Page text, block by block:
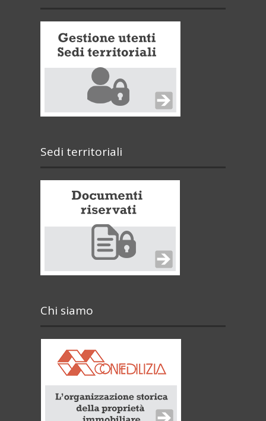
Sedi territoriali
Chi siamo